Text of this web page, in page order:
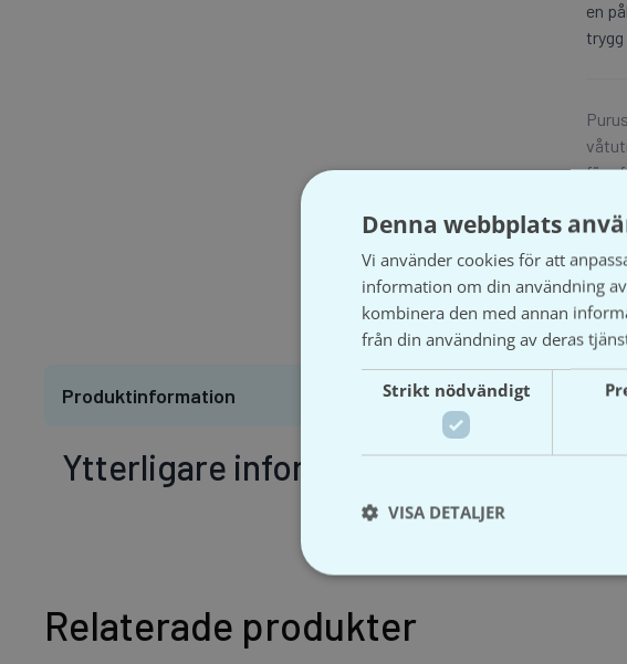
en
för
Produktinformation
Ytterligare information
Relaterade produkter
Denna webbplats
Vi använder cookies för att
information om din användning
kombinera den med annan
från din användning av deras
Strikt nödvändigt
VISA DETALJER